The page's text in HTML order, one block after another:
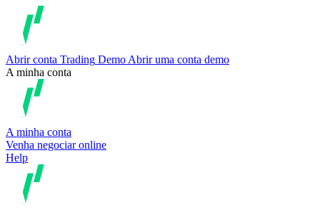
Abrir conta Trading Demo Abrir uma conta demo
A minha conta
A minha conta
Venha negociar online
Help